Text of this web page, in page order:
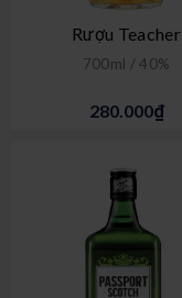
Rượu Teacher
700ml / 40%
280.000₫